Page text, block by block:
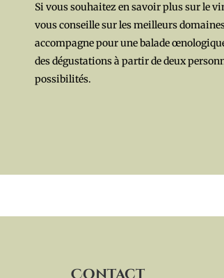
Si vous souhaitez en savoir plus sur le
vous conseille sur les meilleurs
accompagne pour une balade
des dégustations à partir de deux
possibilités.
Contact